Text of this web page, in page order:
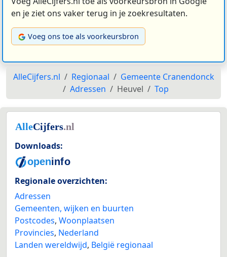
en je ziet ons vaker terug in je zoekresultaten.
Voeg ons toe als voorkeursbron
AlleCijfers.nl Regionaal
Gemeente Cranendonck
Adressen
Heuvel Top
Downloads:
Regionale overzichten:
Adressen
Gemeenten, wijken en buurten
Postcodes, Woonplaatsen
Provincies, Nederland
Landen wereldwijd, België regionaal